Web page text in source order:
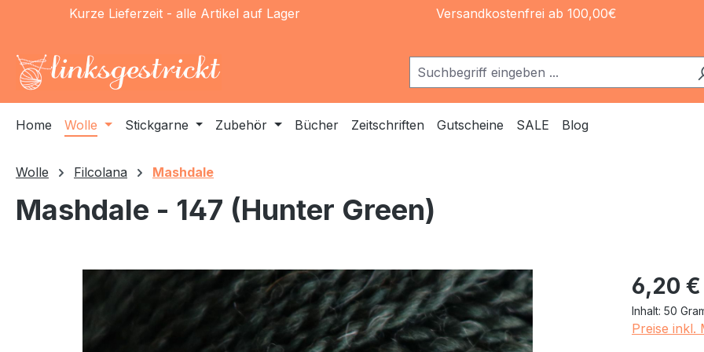
Hauptinhalt springen
Zur Suche springen
Zur Hauptnavigation springen
Kurze Lieferzeit - alle Artikel auf Lager Versandkostenfrei ab 100,00€
Home Wolle Stickgarne Zubehör Bücher Zeitschriften Gutscheine SALE Blog
Wolle Filcolana Mashdale
Mashdale - 147 (Hunter Green)
Regulärer
6,20 €
Inhalt: 50
Preise inkl.